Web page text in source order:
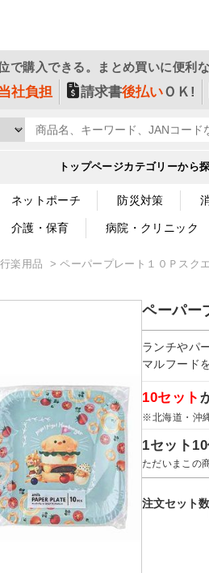
で購入できる。まとめ買いに便利
社負担 請求書後払いＯＫ!
トップページカテゴリーから
ネットポーチ 防災対策
介護・保育 病院・クリニック
楽用品 ペーパープレート１０Ｐスク
ペーパー
ランチやパ
マルフード
10セット
※北海道・沖
1セット
ただいまこの
注文セット数